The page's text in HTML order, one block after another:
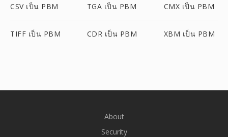
CSV เป็น PBM TGA เป็น PBM CMX เป็น PBM
TIFF เป็น PBM CDR เป็น PBM XBM เป็น PBM
About
Security